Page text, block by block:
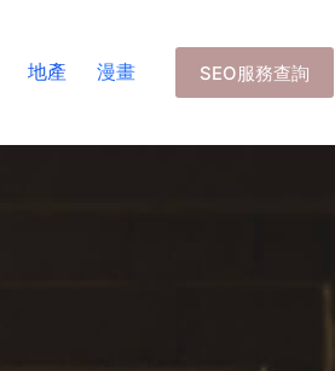
地產 漫畫 SEO服務查詢